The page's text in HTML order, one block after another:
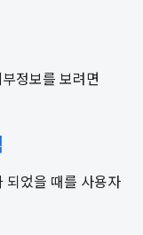
정보를 보려면
되었을 때를 사용자